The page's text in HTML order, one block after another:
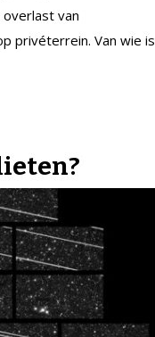
van
privéterrein. Van wie is